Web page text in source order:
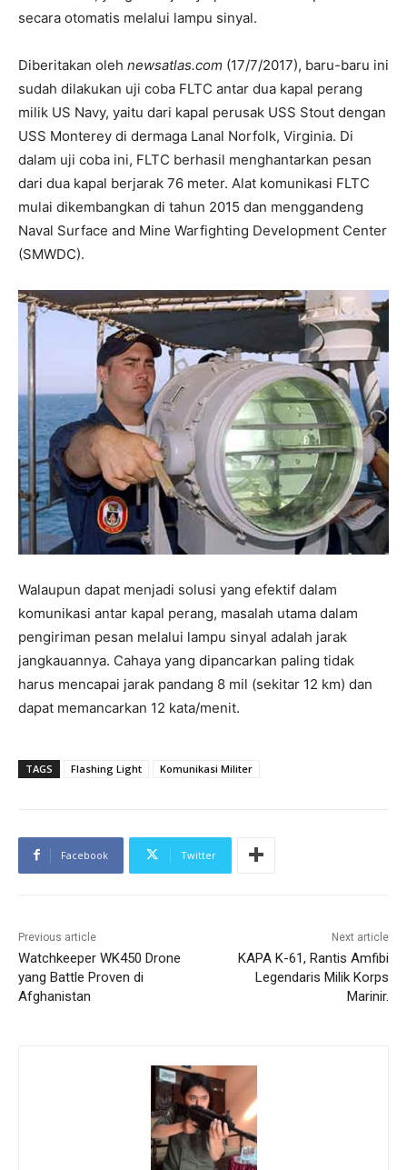
secara otomatis melalui lampu sinyal.
Diberitakan oleh newsatlas.com (17/7/2017), baru-baru ini
sudah dilakukan uji coba FLTC antar dua kapal perang
milik US Navy, yaitu dari kapal perusak USS Stout dengan
USS Monterey di dermaga Lanal Norfolk, Virginia. Di
dalam uji coba ini, FLTC berhasil menghantarkan pesan
dari dua kapal berjarak 76 meter. Alat komunikasi FLTC
mulai dikembangkan di tahun 2015 dan menggandeng
Naval Surface and Mine Warfighting Development Center
(SMWDC).
Walaupun dapat menjadi solusi yang efektif dalam
komunikasi antar kapal perang, masalah utama dalam
pengiriman pesan melalui lampu sinyal adalah jarak
jangkauannya. Cahaya yang dipancarkan paling tidak
harus mencapai jarak pandang 8 mil (sekitar 12 km) dan
dapat memancarkan 12 kata/menit.
TAGS Flashing Light Komunikasi Militer
Facebook Twitter
Previous article
Watchkeeper WK450 Drone
yang Battle Proven di
Afghanistan
Next article
KAPA K-61, Rantis Amfibi
Legendaris Milik Korps
Marinir.